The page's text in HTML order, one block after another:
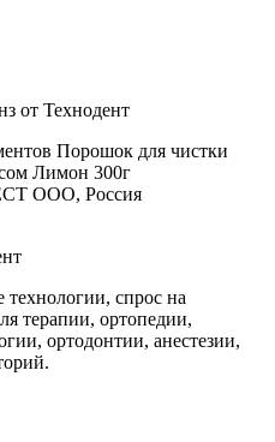
от Технодент
Порошок для чистки
Лимон 300г
ООО, Россия
спрос на
терапии, ортопедии,
ортодонтии, анестезии,